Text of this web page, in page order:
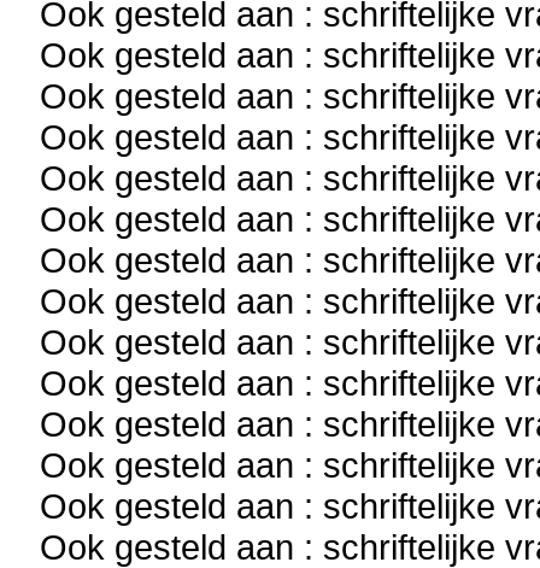
Ook gesteld aan : schriftelijke
Ook gesteld aan : schriftelijke
Ook gesteld aan : schriftelijke
Ook gesteld aan : schriftelijke
Ook gesteld aan : schriftelijke
Ook gesteld aan : schriftelijke
Ook gesteld aan : schriftelijke
Ook gesteld aan : schriftelijke
Ook gesteld aan : schriftelijke
Ook gesteld aan : schriftelijke
Ook gesteld aan : schriftelijke
Ook gesteld aan : schriftelijke
Ook gesteld aan : schriftelijke
Ook gesteld aan : schriftelijke